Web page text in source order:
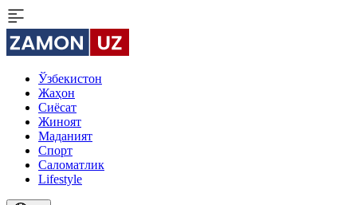
Ўзбекистон
Жаҳон
Сиёсат
Жиноят
Маданият
Спорт
Cаломатлик
Lifestyle